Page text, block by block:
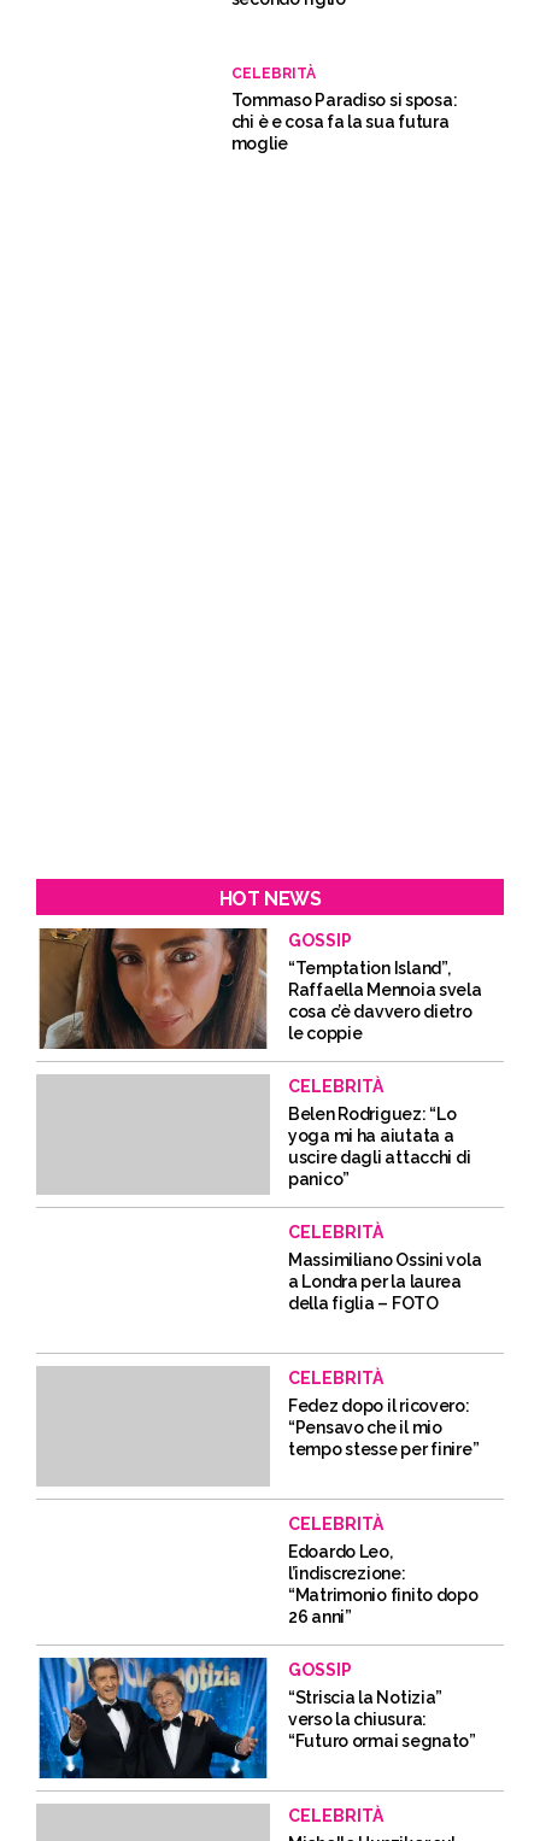
CELEBRITÀ
Tommaso Paradiso si sposa:
chi è e cosa fa la sua futura
moglie
HOT NEWS
GOSSIP
“Temptation Island”,
Raffaella Mennoia svela
cosa c’è davvero dietro
le coppie
CELEBRITÀ
Belen Rodriguez: “Lo
yoga mi ha aiutata a
uscire dagli attacchi di
panico”
CELEBRITÀ
Massimiliano Ossini vola
a Londra per la laurea
della figlia – FOTO
CELEBRITÀ
Fedez dopo il ricovero:
“Pensavo che il mio
tempo stesse per finire”
CELEBRITÀ
Edoardo Leo,
l’indiscrezione:
“Matrimonio finito dopo
26 anni”
GOSSIP
“Striscia la Notizia”
verso la chiusura:
“Futuro ormai segnato”
CELEBRITÀ